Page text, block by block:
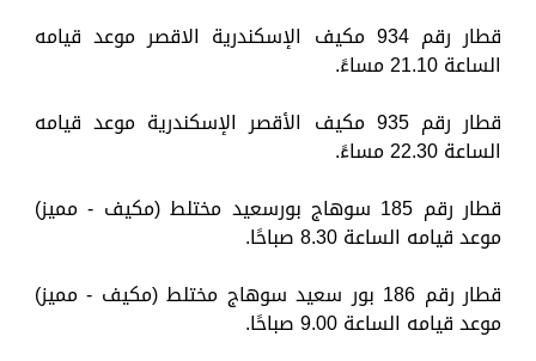
قطار رقم 934 مكيف الإسكندرية الاقصر موعد قيامه
الساعة 21.10 مساءً.
قطار رقم 935 مكيف الأقصر الإسكندرية موعد قيامه
الساعة 22.30 مساءً.
قطار رقم 185 سوهاج بورسعيد مختلط (مكيف - مميز)
موعد قيامه الساعة 8.30 صباحًا.
قطار رقم 186 بور سعيد سوهاج مختلط (مكيف - مميز)
موعد قيامه الساعة 9.00 صباحًا.